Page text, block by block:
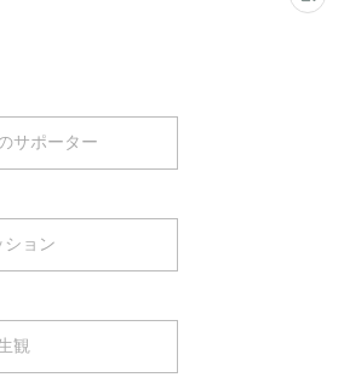
サポーター
ション
観